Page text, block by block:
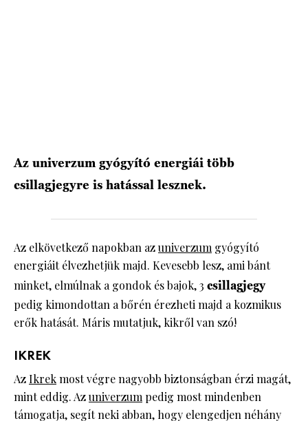
Az univerzum gyógyító energiái több
csillagjegyre is hatással lesznek.
Az elkövetkező napokban azuniverzum gyógyító
energiáit élvezhetjük majd. Kevesebb lesz, ami bánt
minket, elmúlnak a gondok és bajok, 3 csillagjegy
pedig kimondottan a bőrén érezheti majd a kozmikus
erők hatását. Máris mutatjuk, kikről van szó!
IKREK
AzIkrekmost végre nagyobb biztonságban érzi magát,
mint eddig. Azuniverzum pedig most mindenben
támogatja, segít neki abban, hogy elengedjen néhány